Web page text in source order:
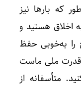
که بارها نیز
اخلاق هستید و
را به‌خوبی حفظ
قدرت ملی ماست
متأسفانه از